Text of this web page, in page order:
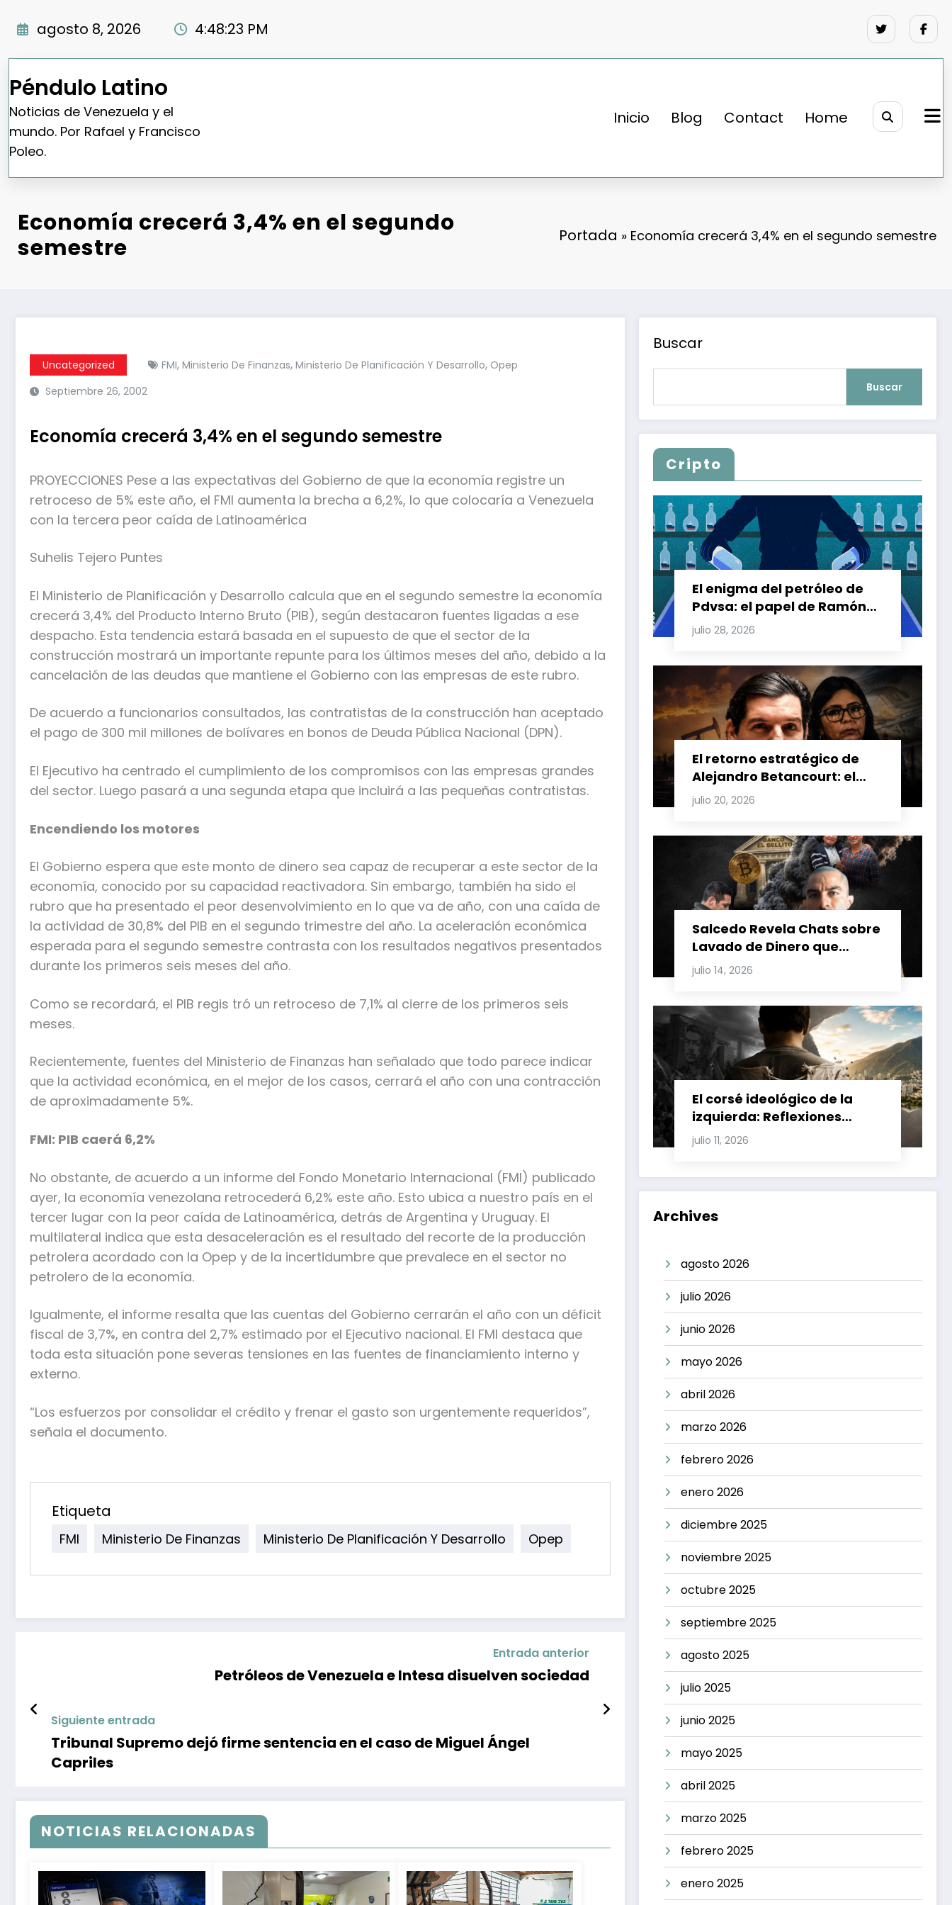
agosto 8, 2026 4:48:24 PM
Péndulo Latino
Noticias de Venezuela y el
mundo. Por Rafael y Francisco
Poleo.
Inicio Blog Contact Home
Economía crecerá 3,4% en el segundo
semestre
Portada » Economía crecerá 3,4% en el segundo semestre
Uncategorized FMI, Ministerio De Finanzas, Ministerio De Planificación Y Desarrollo, Opep
Septiembre 26, 2002
Economía crecerá 3,4% en el segundo semestre
PROYECCIONES Pese a las expectativas del Gobierno de que la economía registre un
retroceso de 5% este año, el FMI aumenta la brecha a 6,2%, lo que colocaría a Venezuela
con la tercera peor caída de Latinoamérica
Suhelis Tejero Puntes
El Ministerio de Planificación y Desarrollo calcula que en el segundo semestre la economía
crecerá 3,4% del Producto Interno Bruto (PIB), según destacaron fuentes ligadas a ese
despacho. Esta tendencia estará basada en el supuesto de que el sector de la
construcción mostrará un importante repunte para los últimos meses del año, debido a la
cancelación de las deudas que mantiene el Gobierno con las empresas de este rubro.
De acuerdo a funcionarios consultados, las contratistas de la construcción han aceptado
el pago de 300 mil millones de bolívares en bonos de Deuda Pública Nacional (DPN).
El Ejecutivo ha centrado el cumplimiento de los compromisos con las empresas grandes
del sector. Luego pasará a una segunda etapa que incluirá a las pequeñas contratistas.
Encendiendo los motores
El Gobierno espera que este monto de dinero sea capaz de recuperar a este sector de la
economía, conocido por su capacidad reactivadora. Sin embargo, también ha sido el
rubro que ha presentado el peor desenvolvimiento en lo que va de año, con una caída de
la actividad de 30,8% del PIB en el segundo trimestre del año. La aceleración económica
esperada para el segundo semestre contrasta con los resultados negativos presentados
durante los primeros seis meses del año.
Como se recordará, el PIB regis tró un retroceso de 7,1% al cierre de los primeros seis
meses.
Recientemente, fuentes del Ministerio de Finanzas han señalado que todo parece indicar
que la actividad económica, en el mejor de los casos, cerrará el año con una contracción
de aproximadamente 5%.
FMI: PIB caerá 6,2%
No obstante, de acuerdo a un informe del Fondo Monetario Internacional (FMI) publicado
ayer, la economía venezolana retrocederá 6,2% este año. Esto ubica a nuestro país en el
tercer lugar con la peor caída de Latinoamérica, detrás de Argentina y Uruguay. El
multilateral indica que esta desaceleración es el resultado del recorte de la producción
petrolera acordado con la Opep y de la incertidumbre que prevalece en el sector no
petrolero de la economía.
Igualmente, el informe resalta que las cuentas del Gobierno cerrarán el año con un déficit
fiscal de 3,7%, en contra del 2,7% estimado por el Ejecutivo nacional. El FMI destaca que
toda esta situación pone severas tensiones en las fuentes de financiamiento interno y
externo.
“Los esfuerzos por consolidar el crédito y frenar el gasto son urgentemente requeridos”,
señala el documento.
Etiqueta
FMI Ministerio De Finanzas Ministerio De Planificación Y Desarrollo Opep
Entrada anterior
Petróleos de Venezuela e Intesa disuelven sociedad
Siguiente entrada
Tribunal Supremo dejó firme sentencia en el caso de Miguel Ángel
Capriles
NOTICIAS RELACIONADAS
Buscar
Buscar
Cripto
El enigma del petróleo de
Pdvsa: el papel de Ramón
Carretero en el triángulo de
Carretero y su impacto en
julio 28, 2026
El retorno estratégico de
Alejandro Betancourt: el
bolichico que desafía la
justicia y renueva su poder
venezolana
julio 20, 2026
Salcedo Revela Chats sobre
Lavado de Dinero que
Involucran a Glas, Correa y
Juan Fernando Petro en el
julio 14, 2026
El corsé ideológico de la
izquierda: Reflexiones
sobre el fracaso chavista y
la crisis moral en América
julio 11, 2026
Archives
agosto 2026
julio 2026
junio 2026
mayo 2026
abril 2026
marzo 2026
febrero 2026
enero 2026
diciembre 2025
noviembre 2025
octubre 2025
septiembre 2025
agosto 2025
julio 2025
junio 2025
mayo 2025
abril 2025
marzo 2025
febrero 2025
enero 2025